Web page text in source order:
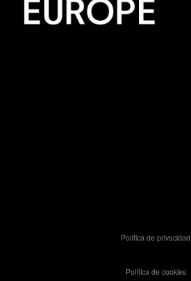
Política de privacidad
Política de cookies